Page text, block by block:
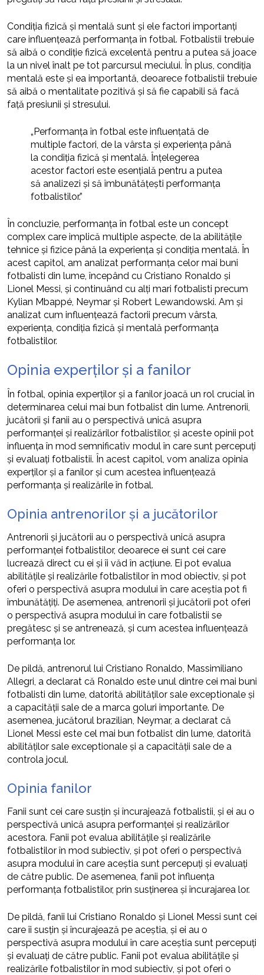
Condiția fizică și mentală sunt și ele factori importanți
care influențează performanța în fotbal. Fotbalistii trebuie
să aibă o condiție fizică excelentă pentru a putea să joace
la un nivel înalt pe tot parcursul meciului. În plus, condiția
mentală este și ea importantă, deoarece fotbalistii trebuie
să aibă o mentalitate pozitivă și să fie capabili să facă
față presiunii și stresului.
„Performanța în fotbal este influențată de
multiple factori, de la vârsta și experiența până
la condiția fizică și mentală. Înțelegerea
acestor factori este esențială pentru a putea
să analizezi și să îmbunătățești performanța
fotbalistilor.”
În concluzie, performanța în fotbal este un concept
complex care implică multiple aspecte, de la abilitățile
tehnice și fizice până la experiența și condiția mentală. În
acest capitol, am analizat performanța celor mai buni
fotbalisti din lume, începând cu Cristiano Ronaldo și
Lionel Messi, și continuând cu alți mari fotbalisti precum
Kylian Mbappé, Neymar și Robert Lewandowski. Am și
analizat cum influențează factorii precum vârsta,
experiența, condiția fizică și mentală performanța
fotbalistilor.
Opinia experților și a fanilor
În fotbal, opinia experților și a fanilor joacă un rol crucial în
determinarea celui mai bun fotbalist din lume. Antrenorii,
jucătorii și fanii au o perspectivă unică asupra
performanței și realizărilor fotbalistilor, și aceste opinii pot
influența în mod semnificativ modul în care sunt percepuți
și evaluați fotbalistii. În acest capitol, vom analiza opinia
experților și a fanilor și cum acestea influențează
performanța și realizările în fotbal.
Opinia antrenorilor și a jucătorilor
Antrenorii și jucătorii au o perspectivă unică asupra
performanței fotbalistilor, deoarece ei sunt cei care
lucrează direct cu ei și îi văd în acțiune. Ei pot evalua
abilitățile și realizările fotbalistilor în mod obiectiv, și pot
oferi o perspectivă asupra modului în care aceștia pot fi
îmbunătățiți. De asemenea, antrenorii și jucătorii pot oferi
o perspectivă asupra modului în care fotbalistii se
pregătesc și se antrenează, și cum acestea influențează
performanța lor.
De pildă, antrenorul lui Cristiano Ronaldo, Massimiliano
Allegri, a declarat că Ronaldo este unul dintre cei mai buni
fotbalisti din lume, datorită abilităților sale exceptionale și
a capacității sale de a marca goluri importante. De
asemenea, jucătorul brazilian, Neymar, a declarat că
Lionel Messi este cel mai bun fotbalist din lume, datorită
abilităților sale exceptionale și a capacității sale de a
controla jocul.
Opinia fanilor
Fanii sunt cei care susțin și încurajează fotbalistii, și ei au o
perspectivă unică asupra performanței și realizărilor
acestora. Fanii pot evalua abilitățile și realizările
fotbalistilor în mod subiectiv, și pot oferi o perspectivă
asupra modului în care aceștia sunt percepuți și evaluați
de către public. De asemenea, fanii pot influența
performanța fotbalistilor, prin susținerea și încurajarea lor.
De pildă, fanii lui Cristiano Ronaldo și Lionel Messi sunt cei
care îi susțin și încurajează pe aceștia, și ei au o
perspectivă asupra modului în care aceștia sunt percepuți
și evaluați de către public. Fanii pot evalua abilitățile și
realizările fotbalistilor în mod subiectiv, și pot oferi o